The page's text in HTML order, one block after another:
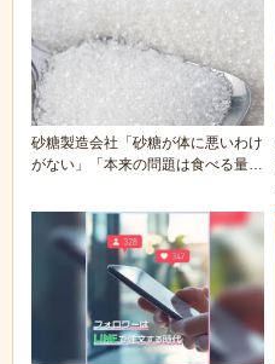
砂糖製造会社「砂糖が体に悪いわけ
がない」「本来の問題は食べる量に